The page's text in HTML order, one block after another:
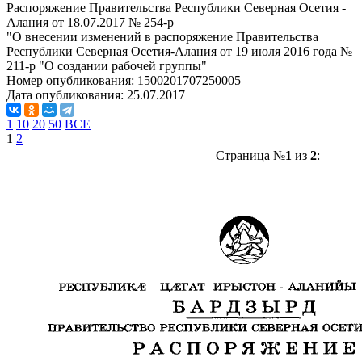
Распоряжение Правительства Республики Северная Осетия -
Алания от 18.07.2017 № 254-р
"О внесении изменений в распоряжение Правительства
Республики Северная Осетия-Алания от 19 июля 2016 года №
211-р "О создании рабочей группы"
Номер опубликования: 1500201707250005
Дата опубликования: 25.07.2017
1 10 20 50 ВСЕ
1 2
Страница №1 из 2: